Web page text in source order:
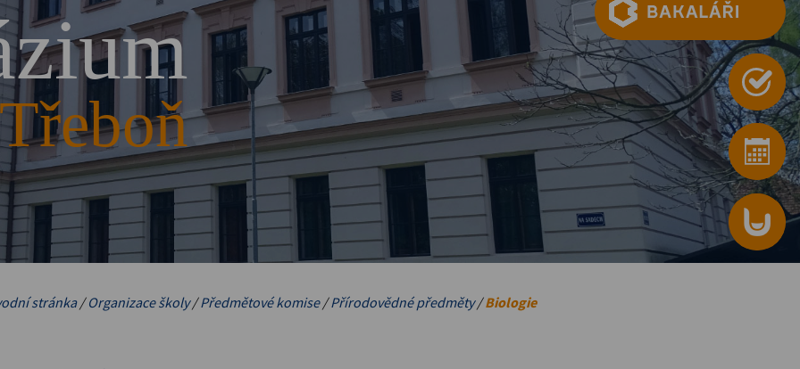
Třeboň
stránka/Organizace školy/Předmětové komise/Přírodovědné předměty/Biologie